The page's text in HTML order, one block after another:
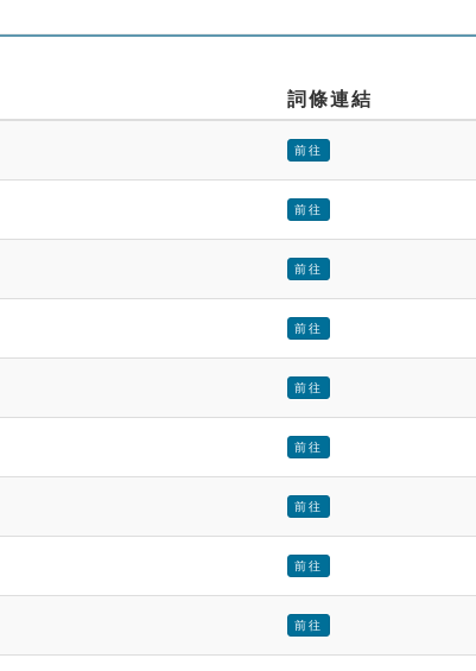
詞條連結
前往
前往
前往
前往
前往
前往
前往
前往
前往